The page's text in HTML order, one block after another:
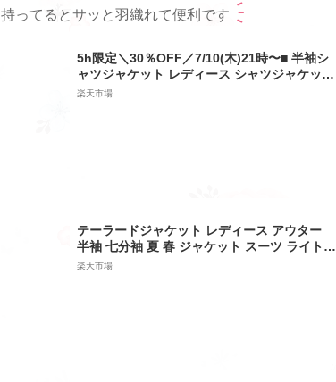
持ってるとサッと羽織れて便利です
5h限定＼30％OFF／7/10(木)21時〜■ 半袖シ
ャツジャケット レディース シャツジャケット
レディース夏 半袖 ジャケット シャツ 薄手 半
楽天市場
テーラードジャケット レディース アウター
半袖 七分袖 夏 春 ジャケット スーツ ライトア
ウター 夏コート 夏服 ブレザー 半袖ジャケッ
楽天市場